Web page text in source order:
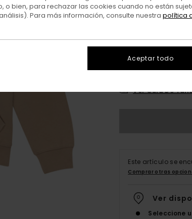
Ver Guía De
Este artículo se
Comprar otras
Ver
Seleccione
o bien, para rechazar las cookies cuando no están
Para más información, consulte nuestra política
Aceptar todo